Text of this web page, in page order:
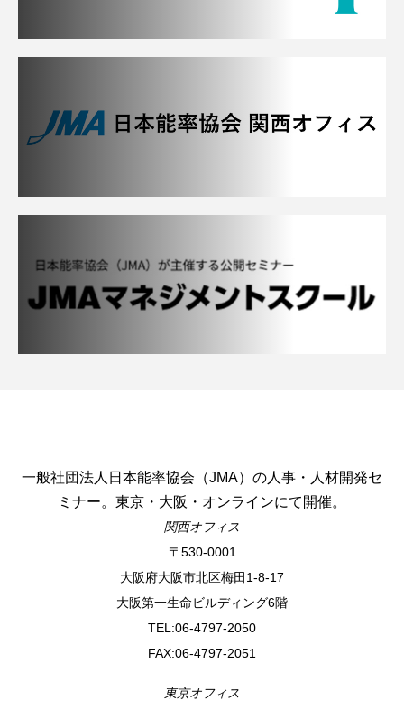
一般社団法人日本能率協会（JMA）の人事・人材開発セ
ミナー。東京・大阪・オンラインにて開催。
関西オフィス
〒530-0001
⼤阪府⼤阪市北区梅⽥1-8-17
⼤阪第⼀⽣命ビルディング6階
TEL:06-4797-2050
FAX:06-4797-2051
東京オフィス